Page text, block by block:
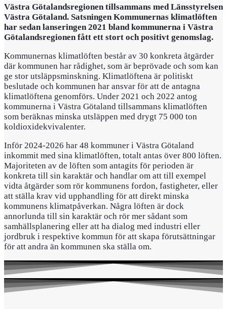
Västra Götalandsregionen tillsammans med Länsstyrelsen
Västra Götaland. Satsningen Kommunernas klimatlöften
har sedan lanseringen 2021 bland kommunerna i Västra
Götalandsregionen fått ett stort och positivt genomslag.
Kommunernas klimatlöften består av 30 konkreta åtgärder
där kommunen har rådighet, som är beprövade och som kan
ge stor utsläppsminskning. Klimatlöftena är politiskt
beslutade och kommunen har ansvar för att de antagna
klimatlöftena genomförs. Under 2021 och 2022 antog
kommunerna i Västra Götaland tillsammans klimatlöften
som beräknas minska utsläppen med drygt 75 000 ton
koldioxidekvivalenter.
Inför 2024-2026 har 48 kommuner i Västra Götaland
inkommit med sina klimatlöften, totalt antas över 800 löften.
Majoriteten av de löften som antagits för perioden är
konkreta till sin karaktär och handlar om att till exempel
vidta åtgärder som rör kommunens fordon, fastigheter, eller
att ställa krav vid upphandling för att direkt minska
kommunens klimatpåverkan. Några löften är dock
annorlunda till sin karaktär och rör mer sådant som
samhällsplanering eller att ha dialog med industri eller
jordbruk i respektive kommun för att skapa förutsättningar
för att andra än kommunen ska ställa om.